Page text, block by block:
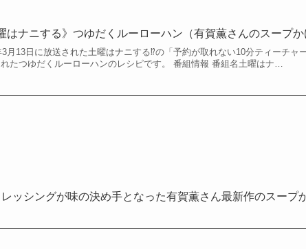
はナニする》つゆだくルーローハン（有賀薫さんのスープか
3月13日に放送された土曜はナニする⁉の「予約が取れない10分ティーチャ
たつゆだくルーローハンのレシピです。 番組情報 番組名土曜はナ…
ッシングが味の決め手となった有賀薫さん最新作のスープ